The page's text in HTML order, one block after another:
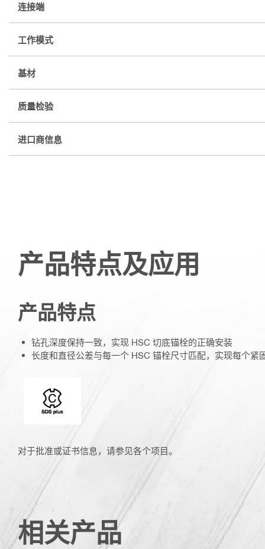
连接端
工作模式
基材
质量检验
进口商信息
产品特点及应用
产品特点
钻孔深度保持一致，实现 HSC 切底锚栓的正确安装
长度和直径公差与每一个 HSC 锚栓尺寸匹配，实现每个紧
连接端
对于批准或证书信息，请参见各个项目。
相关产品